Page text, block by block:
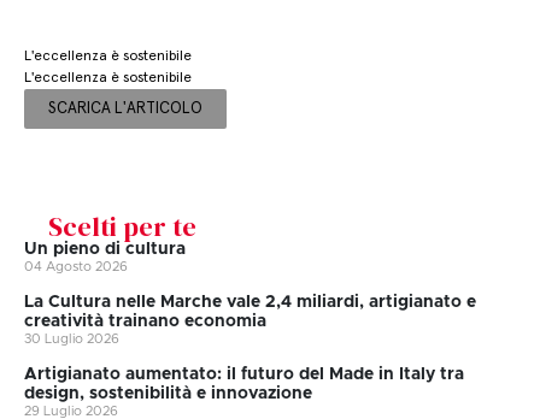
L'eccellenza è sostenibile
L'eccellenza è sostenibile
SCARICA L'ARTICOLO
Scelti per te
Un pieno di cultura
04 Agosto 2026
La Cultura nelle Marche vale 2,4 miliardi, artigianato e
creatività trainano economia
30 Luglio 2026
Artigianato aumentato: il futuro del Made in Italy tra
design, sostenibilità e innovazione
29 Luglio 2026